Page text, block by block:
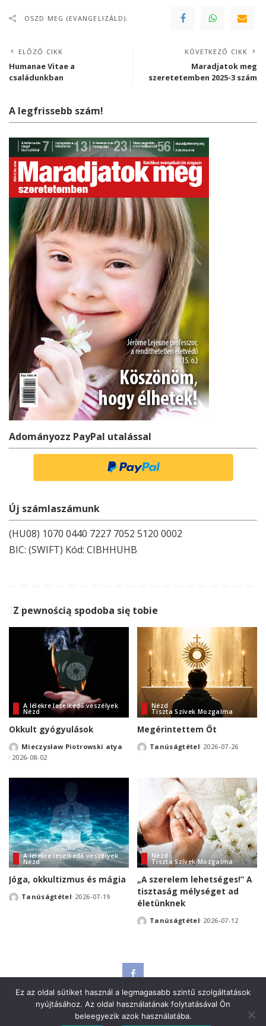
OSZD MEG (EVANGELIZÁLD):
ELŐZŐ CIKK
Humanae Vitae a
családunkban
KÖVETKEZŐ CIKK
Maradjatok meg
szeretetemben 2025-3 szám
A legfrissebb szám!
Adományozz PayPal utalással
Új számlaszámunk
(HU08) 1070 0440 7227 7052 5120 0002
BIC: (SWIFT) Kód: CIBHHUHB
Z pewnością spodoba się tobie
A lélekre leselkedő veszélyek
Nézd
Okkult gyógyulások
Posted
by
Mieczysław Piotrowski atya
2026-08-02
Nézd
Tiszta Szívek Mozgalma
Megérintettem Őt
PostedTanúságtétel 2026-07-26
A lélekre leselkedő veszélyek
Nézd
Jóga, okkultizmus és mágia
PostedTanúságtétel 2026-07-19
Nézd
Tiszta Szívek Mozgalma
„A szerelem lehetséges!” A
tisztaság mélységet ad
életünknek
PostedTanúságtétel 2026-07-12
Adatvédelmi szabályzat Kapcsolat
Ez az oldal sütiket használ a legmagasabb szintű szolgáltatások
nyújtásához. Az oldal használatának folytatásával Ön
beleegyezik azok használatába.